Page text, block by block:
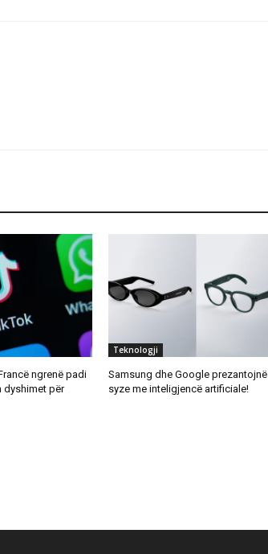
ngrenë padi
dyshimet për
Teknologji
Samsung dhe Google prezantojnë
syze me inteligjencë artificiale!